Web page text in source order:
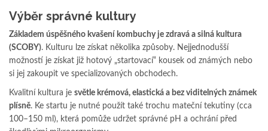
Výběr správné kultury
Základem úspěšného kvašení kombuchy je zdravá a silná kultura
(SCOBY). Kulturu lze získat několika způsoby. Nejjednodušší
možností je získat již hotový „startovací“ kousek od známých nebo
si jej zakoupit ve specializovaných obchodech.
Kvalitní kultura je světle krémová, elastická a bez viditelných známek
plísně. Ke startu je nutné použít také trochu mateční tekutiny (cca
100–150 ml), která pomůže udržet správné pH a ochrání před